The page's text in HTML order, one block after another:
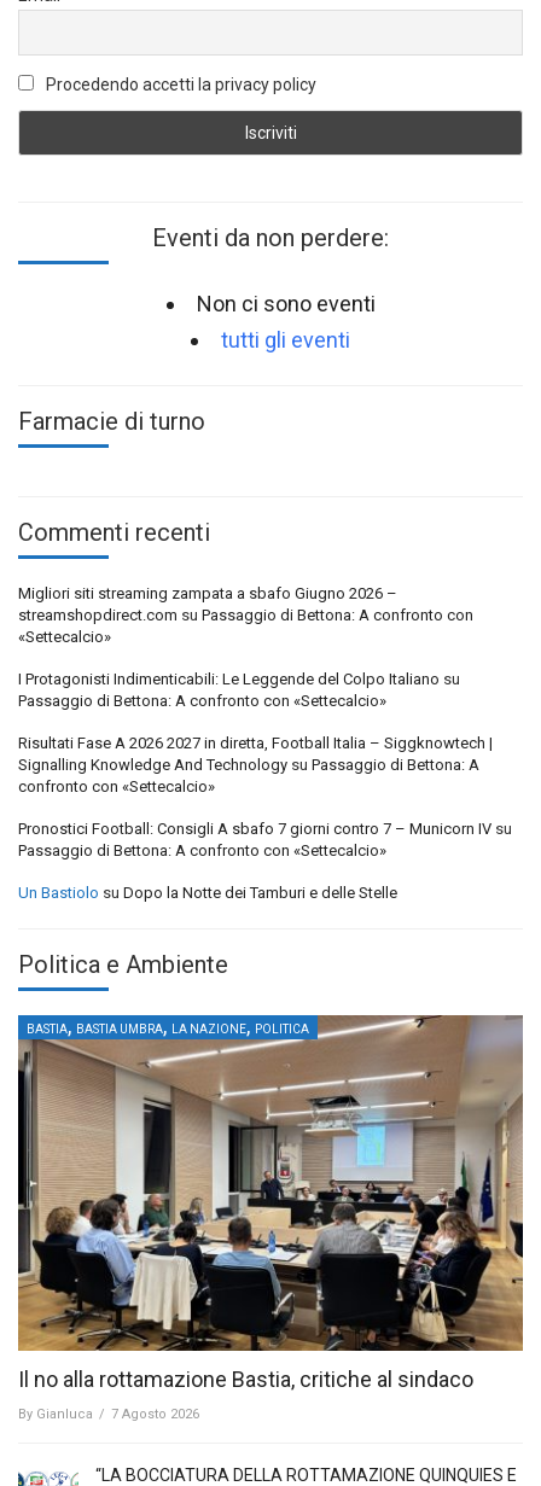
Procedendo accetti la privacy policy
Eventi da non perdere:
Non ci sono eventi
tutti gli eventi
Farmacie di turno
Commenti recenti
Migliori siti streaming zampata a sbafo Giugno 2026 –
streamshopdirect.com su Passaggio di Bettona: A confronto con
«Settecalcio»
I Protagonisti Indimenticabili: Le Leggende del Colpo Italiano su
Passaggio di Bettona: A confronto con «Settecalcio»
Risultati Fase A 2026 2027 in diretta, Football Italia – Siggknowtech |
Signalling Knowledge And Technology su Passaggio di Bettona: A
confronto con «Settecalcio»
Pronostici Football: Consigli A sbafo 7 giorni contro 7 – Municorn IV su
Passaggio di Bettona: A confronto con «Settecalcio»
Un Bastiolo su Dopo la Notte dei Tamburi e delle Stelle
Politica e Ambiente
BASTIA, BASTIA UMBRA, LA NAZIONE, POLITICA
Il no alla rottamazione Bastia, critiche al sindaco
By Gianluca / 7 Agosto 2026
“LA BOCCIATURA DELLA ROTTAMAZIONE QUINQUIES E